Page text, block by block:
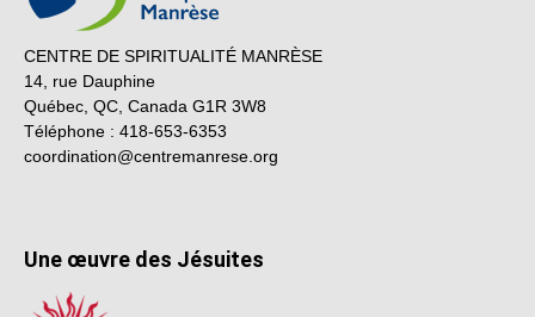
CENTRE DE SPIRITUALITÉ MANRÈSE
14, rue Dauphine
Québec, QC, Canada G1R 3W8
Téléphone : 418-653-6353
coordination@centremanrese.org
Une œuvre des Jésuites